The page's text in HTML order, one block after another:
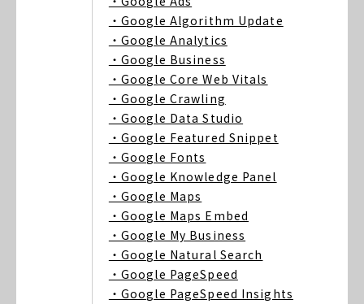
・Google Algorithm Update
・Google Analytics
・Google Business
・Google Core Web Vitals
・Google Crawling
・Google Data Studio
・Google Featured Snippet
・Google Fonts
・Google Knowledge Panel
・Google Maps
・Google Maps Embed
・Google My Business
・Google Natural Search
・Google PageSpeed
・Google PageSpeed Insights